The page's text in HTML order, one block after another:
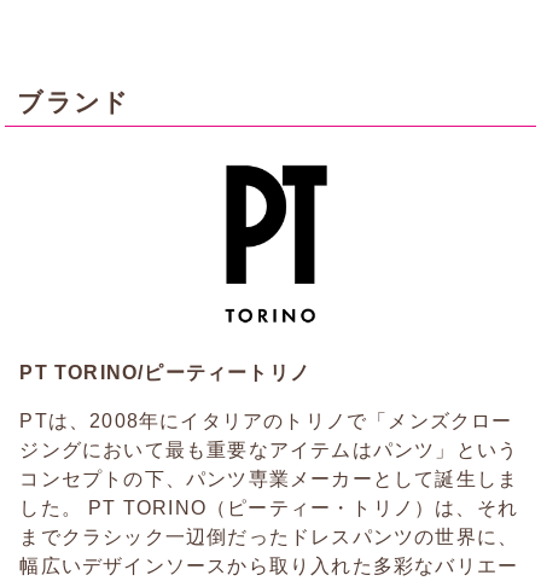
ブランド
PT TORINO/ピーティートリノ
PTは、2008年にイタリアのトリノで「メンズクロー
ジングにおいて最も重要なアイテムはパンツ」という
コンセプトの下、パンツ専業メーカーとして誕生しま
した。 PT TORINO（ピーティー・トリノ）は、それ
までクラシック一辺倒だったドレスパンツの世界に、
幅広いデザインソースから取り入れた多彩なバリエー